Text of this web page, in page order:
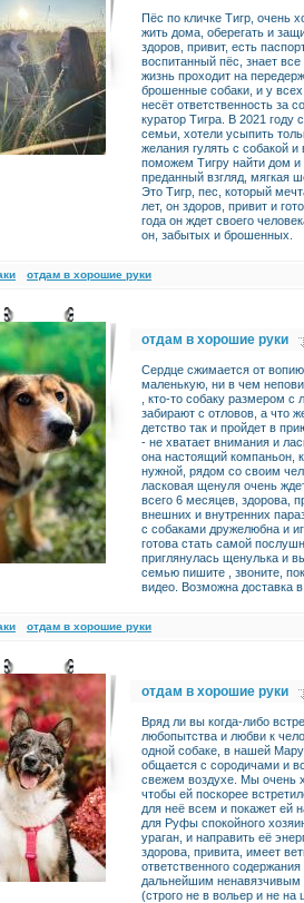
Пёс по кличке Тигр, очень
жить дома, оберегать и
здоров, привит, есть
воспитанный пёс, знает
жизнь проходит на
брошенные собаки, и у
несёт ответственность за
куратор Тигра. В 2021 году
семьи, хотели усыпить
желания гулять с собакой
поможем Тигру найти дом
преданный взгляд, мягкая
Это Тигр, пес, который
лет, он здоров, привит и
года он ждет своего
он, забытых и брошенных.
отдам в хорошие руки
отдам в хорошие руки
Сердце сжимается от
маленькую, ни в чем
, кто-то собаку размером
забирают с отловов, а что
детство так и пройдет в
- не хватает внимания и
она настоящий компаньон,
нужной, рядом со своим
ласковая щенуля очень
всего 6 месяцев, здорова,
внешних и внутренних
с собаками дружелюбна и
готова стать самой
приглянулась щенулька и
семью пишите , звоните,
видео. Возможна доставка
отдам в хорошие руки
отдам в хорошие руки
Вряд ли вы когда-либо
любопытства и любви к
одной собаке, в нашей
общается с сородичами и
свежем воздухе. Мы очень
чтобы ей поскорее
для неё всем и покажет
для Руфы спокойного
ураган, и направить её
здорова, привита, имеет
ответственного
дальнейшим
(строго не в вольер и не на